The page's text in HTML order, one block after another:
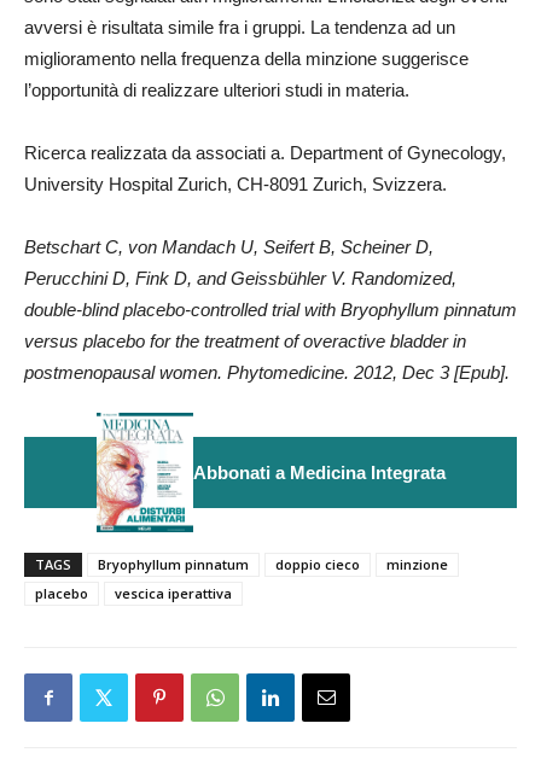
avversi è risultata simile fra i gruppi. La tendenza ad un
miglioramento nella frequenza della minzione suggerisce
l’opportunità di realizzare ulteriori studi in materia.
Ricerca realizzata da associati a. Department of Gynecology,
University Hospital Zurich, CH-8091 Zurich, Svizzera.
Betschart C, von Mandach U, Seifert B, Scheiner D,
Perucchini D, Fink D, and Geissbühler V. Randomized,
double-blind placebo-controlled trial with Bryophyllum pinnatum
versus placebo for the treatment of overactive bladder in
postmenopausal women. Phytomedicine. 2012, Dec 3 [Epub].
Abbonati a Medicina Integrata
TAGS Bryophyllum pinnatum doppio cieco
minzione
placebo
vescica iperattiva